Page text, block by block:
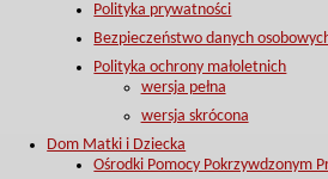
Polityka prywatności
Bezpieczeństwo danych
Polityka ochrony małoletnich
wersja pełna
wersja skrócona
Dom Matki i Dziecka
Ośrodki Pomocy Pokrzywdzonym